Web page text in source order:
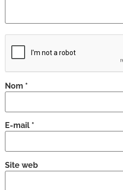
Nom *
E-mail *
Site web